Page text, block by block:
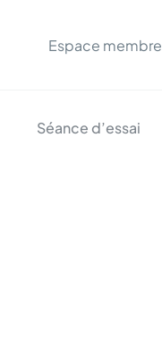
Espace membre
Séance d’essai